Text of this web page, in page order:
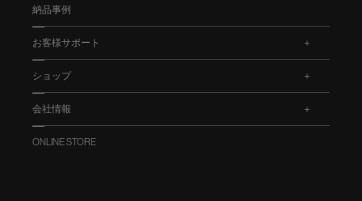
納品事例
お客様サポート
ショップ
会社情報
ONLINE STORE